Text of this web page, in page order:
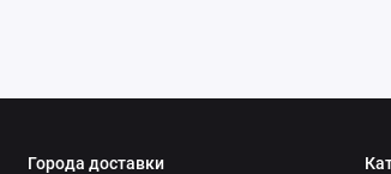
Города доставки